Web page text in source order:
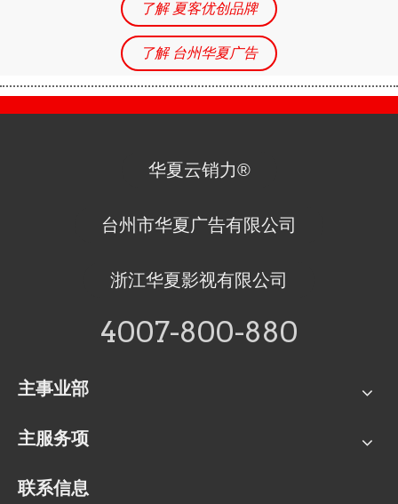
了解 夏客优创品牌
了解 台州华夏广告
华夏云销力®
台州市华夏广告有限公司
浙江华夏影视有限公司
4007-800-880
主事业部
主服务项
联系信息